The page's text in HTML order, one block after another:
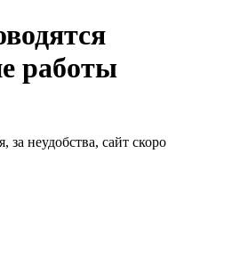
работы
неудобства, сайт скоро